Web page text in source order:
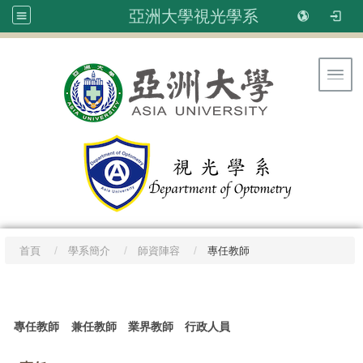
亞洲大學視光學系
首頁 學系簡介 師資陣容 專任教師
專任教師 兼任教師 業界教師 行政人員